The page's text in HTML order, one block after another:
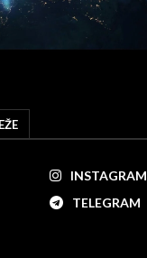
INSTAGRAM
TELEGRAM